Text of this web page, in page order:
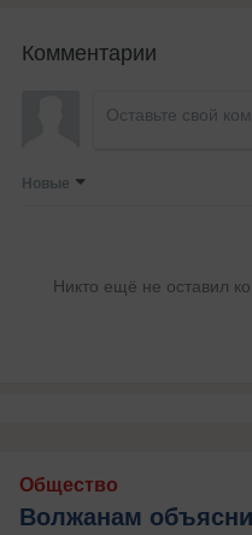
Комментарии
Новые
Никто ещё не оставил
Общество
Волжанам